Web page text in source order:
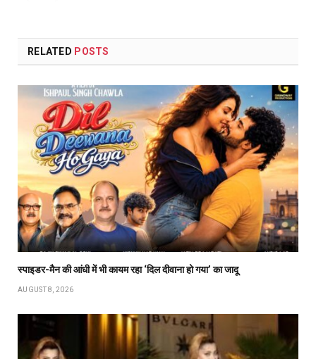
RELATED POSTS
स्पाइडर-मैन की आंधी में भी कायम रहा ‘दिल दीवाना हो गया’ का जादू
AUGUST 8, 2026